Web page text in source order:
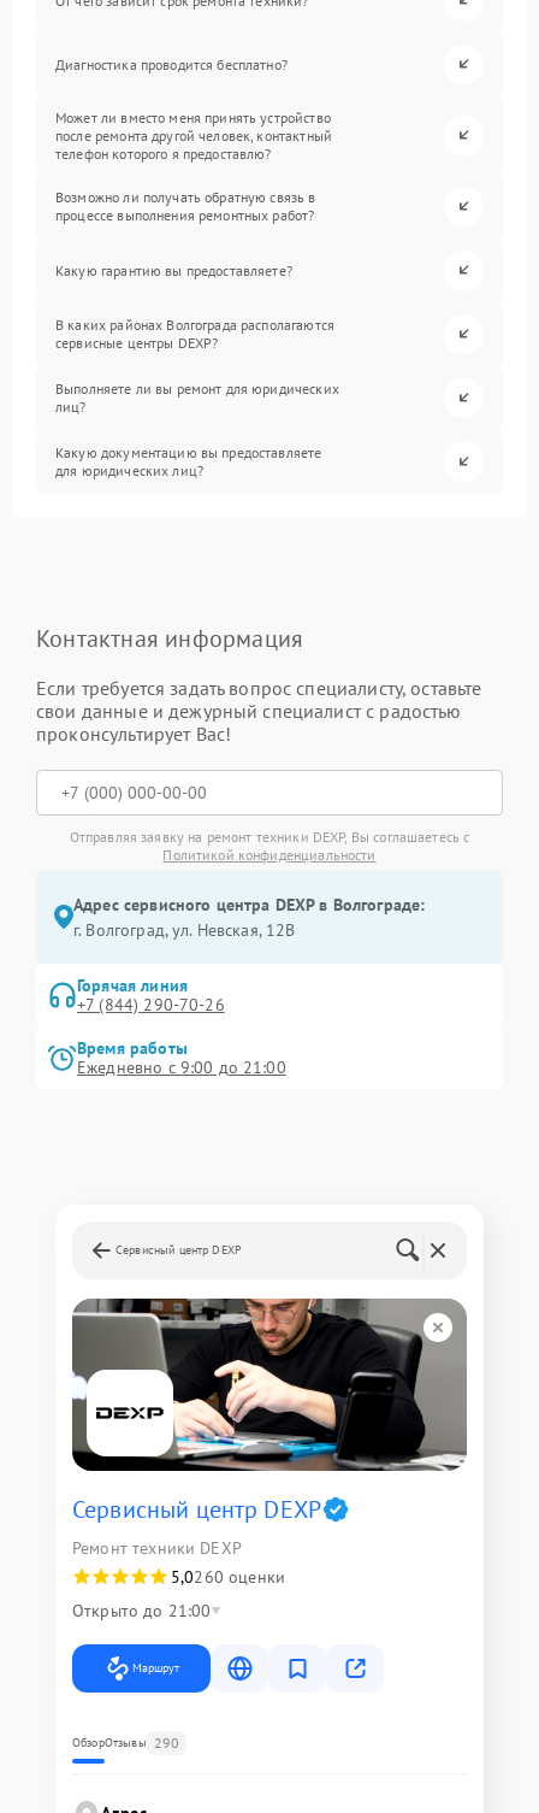
Диагностика проводится бесплатно?
Может ли вместо меня принять устройство
после ремонта другой человек, контактный
телефон которого я предоставлю?
Возможно ли получать обратную связь в
процессе выполнения ремонтных работ?
Какую гарантию вы предоставляете?
В каких районах Волгограда располагаются
сервисные центры DEXP?
Выполняете ли вы ремонт для юридических
лиц?
Какую документацию вы предоставляете
для юридических лиц?
Контактная информация
Если требуется задать вопрос специалисту, оставьте
свои данные и дежурный специалист с радостью
проконсультирует Вас!
Отправляя заявку на ремонт техники DEXP, Вы соглашаетесь с
Политикой конфиденциальности
Адрес сервисного центра DEXP в Волгограде:
г. Волгоград, ул. Невская, 12В
Горячая линия
+7 (844) 290-70-26
Время работы
Ежедневно с 9:00 до 21:00
Сервисный центр DEXP
Сервисный центр DEXP
Ремонт техники DEXP
5,0260 оценки
Открыто до 21:00
Маршрут
ОбзорОтзывы 290